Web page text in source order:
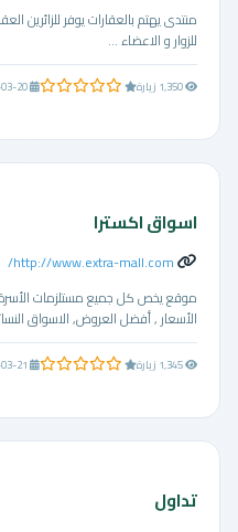
منتدى يهتم بالعقارات يوفر للزائرين
للزوار و الاعضاء ...
0.0 من 5 نجوم 2011-03-20
اسواق اكسترا
http://www.extra-mall.com/
موقع يخص كل جميع مستلزمات الأسرة ,
الأسعار , أفضل العروض, الاسواق النسائية
0.0 من 5 نجوم 2012-03-21
تداول